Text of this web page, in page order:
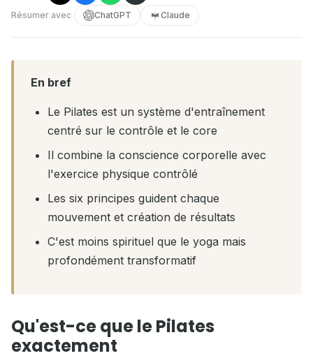
Résumer avec ChatGPT Claude
En bref
Le Pilates est un système d'entraînement
centré sur le contrôle et le core
Il combine la conscience corporelle avec
l'exercice physique contrôlé
Les six principes guident chaque
mouvement et création de résultats
C'est moins spirituel que le yoga mais
profondément transformatif
Qu'est-ce que le Pilates
exactement